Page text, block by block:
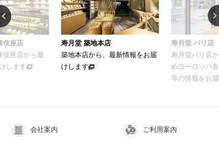
伎座店
伎座店から最
します
寿月堂 築地本店
築地本店から、最新情報をお届
けします
寿月堂 パリ店
寿月堂パリ店
めヨーロッパ
等の情報をお
会社案内 ご利用案内